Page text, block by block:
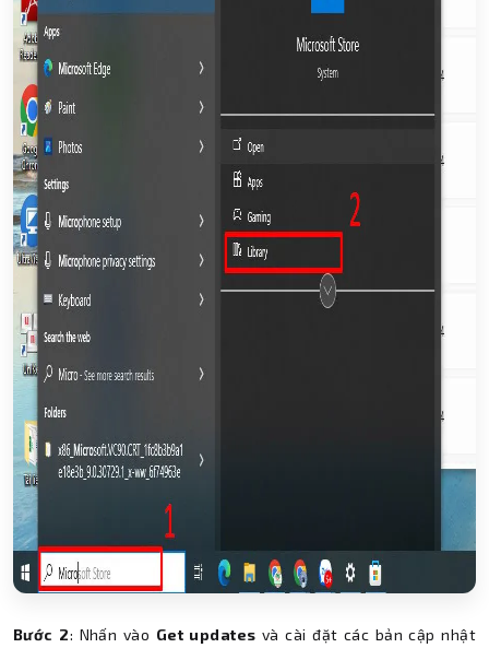
Bước 2: Nhấn vào Get updates và cài đặt các bản cập nhật